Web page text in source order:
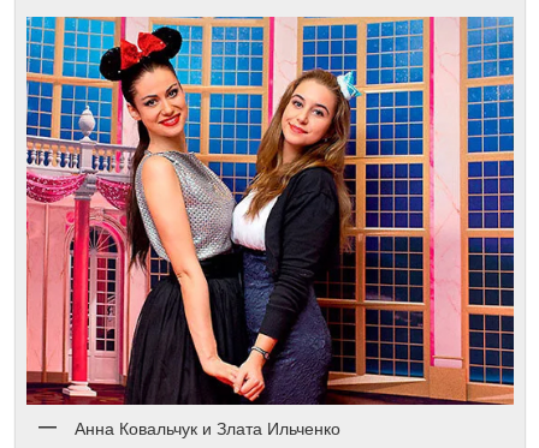
Анна Ковальчук и Злата Ильченко